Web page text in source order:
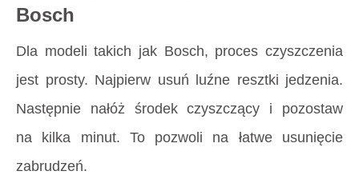
Bosch
Dla modeli takich jak Bosch, proces czyszczenia
jest prosty. Najpierw usuń luźne resztki jedzenia.
Następnie nałóż środek czyszczący i pozostaw
na kilka minut. To pozwoli na łatwe usunięcie
zabrudzeń.